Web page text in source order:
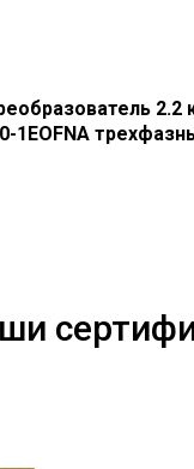
2.2
1EOFNA